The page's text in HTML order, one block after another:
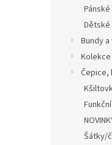
Bundy
Šátky/